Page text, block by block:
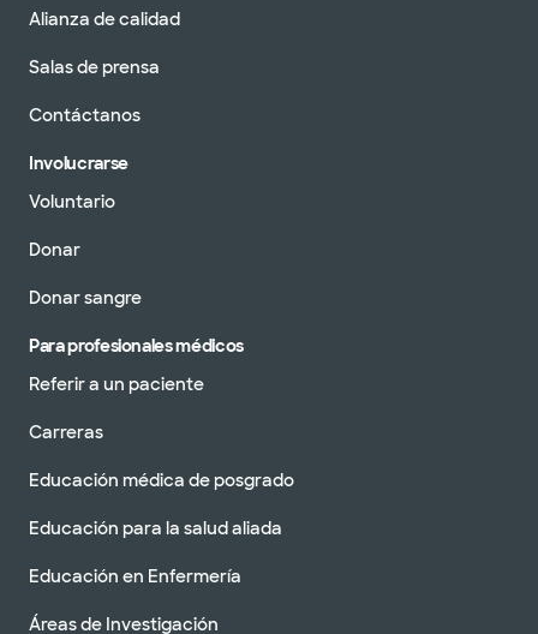
Alianza de calidad
Salas de prensa
Contáctanos
Involucrarse
Voluntario
Donar
Donar sangre
Para profesionales médicos
Referir a un paciente
Carreras
Educación médica de posgrado
Educación para la salud aliada
Educación en Enfermería
Áreas de Investigación